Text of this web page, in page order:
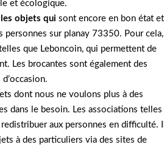
et écologique.
les objets qui sont encore en bon état et
personnes sur planay 73350. Pour cela,
que Leboncoin, qui permettent de
Les brocantes sont également des
dont nous ne voulons plus à des
dans le besoin. Les associations telles
aux personnes en difficulté. Il
à des particuliers via des sites de